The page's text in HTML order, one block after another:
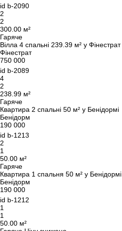
id b-2090
2
2
300.00 м²
Гаряче
Вілла 4 спальні 239.39 м² у Фінестрат
Фінестрат
750 000
id b-2089
4
2
238.99 м²
Гаряче
Квартира 2 спальні 50 м² у Бенідормі
Бенідорм
190 000
id b-1213
2
1
50.00 м²
Гаряче
Квартира 1 спальня 50 м² у Бенідормі
Бенідорм
190 000
id b-1212
1
1
50.00 м²